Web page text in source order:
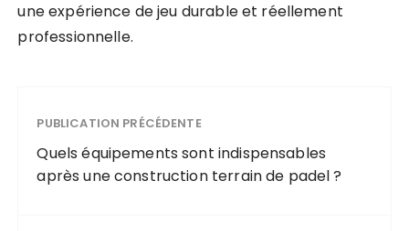
une expérience de jeu durable et réellement
professionnelle.
PUBLICATION PRÉCÉDENTE
Quels équipements sont indispensables
après une construction terrain de padel ?